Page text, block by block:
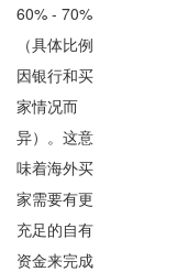
60% - 70%
（具体比例
因银行和买
家情况而
异）。这意
味着海外买
家需要有更
充足的自有
资金来完成